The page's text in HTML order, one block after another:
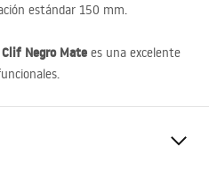
estándar 150 mm.
Negro Mate es una excelente